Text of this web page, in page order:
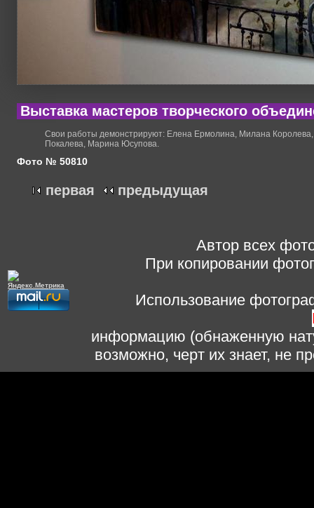
Выставка мастеров творческого
Свои работы демонстрируют: Елена Ермолина, Милана
Покалева, Марина Юсупова.
Фото № 50810
первая предыдущая
Автор всех
При копировании
Использование
информацию (обнаженную
возможно, черт их знает, не